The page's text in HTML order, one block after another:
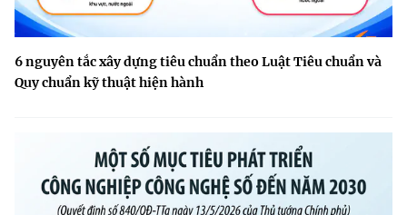
6 nguyên tắc xây dựng tiêu chuẩn theo Luật Tiêu chuẩn và
Quy chuẩn kỹ thuật hiện hành